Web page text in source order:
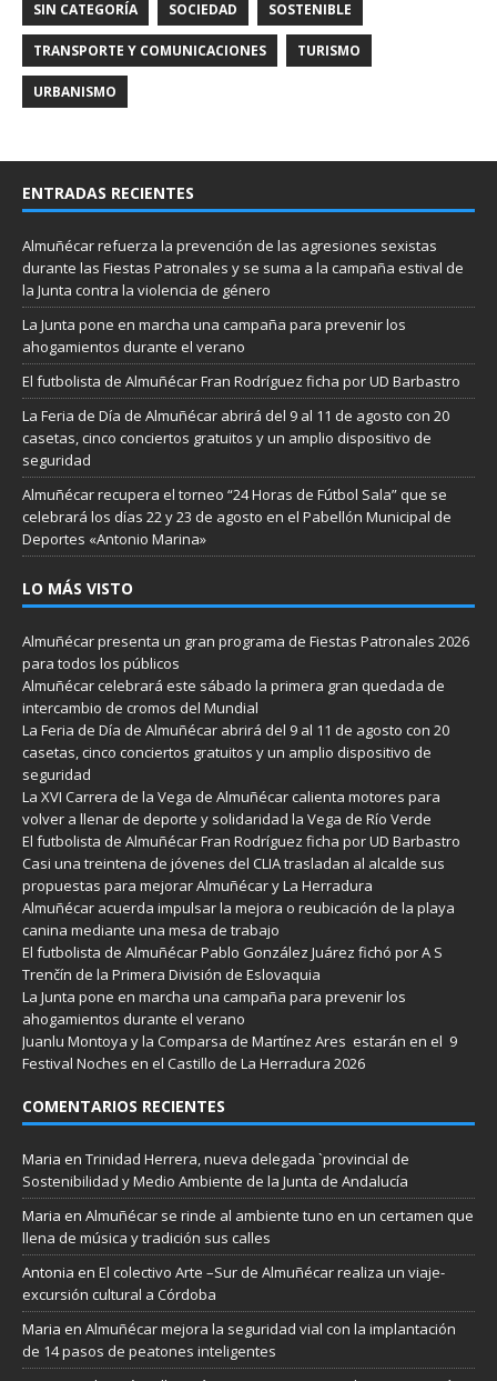
SIN CATEGORÍA SOCIEDAD SOSTENIBLE
TRANSPORTE Y COMUNICACIONES TURISMO
URBANISMO
ENTRADAS RECIENTES
Almuñécar refuerza la prevención de las agresiones sexistas
durante las Fiestas Patronales y se suma a la campaña estival de
la Junta contra la violencia de género
La Junta pone en marcha una campaña para prevenir los
ahogamientos durante el verano
El futbolista de Almuñécar Fran Rodríguez ficha por UD Barbastro
La Feria de Día de Almuñécar abrirá del 9 al 11 de agosto con 20
casetas, cinco conciertos gratuitos y un amplio dispositivo de
seguridad
Almuñécar recupera el torneo “24 Horas de Fútbol Sala” que se
celebrará los días 22 y 23 de agosto en el Pabellón Municipal de
Deportes «Antonio Marina»
LO MÁS VISTO
Almuñécar presenta un gran programa de Fiestas Patronales 2026
para todos los públicos
Almuñécar celebrará este sábado la primera gran quedada de
intercambio de cromos del Mundial
La Feria de Día de Almuñécar abrirá del 9 al 11 de agosto con 20
casetas, cinco conciertos gratuitos y un amplio dispositivo de
seguridad
La XVI Carrera de la Vega de Almuñécar calienta motores para
volver a llenar de deporte y solidaridad la Vega de Río Verde
El futbolista de Almuñécar Fran Rodríguez ficha por UD Barbastro
Casi una treintena de jóvenes del CLIA trasladan al alcalde sus
propuestas para mejorar Almuñécar y La Herradura
Almuñécar acuerda impulsar la mejora o reubicación de la playa
canina mediante una mesa de trabajo
El futbolista de Almuñécar Pablo González Juárez fichó por A S
Trenčín de la Primera División de Eslovaquia
La Junta pone en marcha una campaña para prevenir los
ahogamientos durante el verano
Juanlu Montoya y la Comparsa de Martínez Ares estarán en el 9
Festival Noches en el Castillo de La Herradura 2026
COMENTARIOS RECIENTES
Maria en Trinidad Herrera, nueva delegada `provincial de
Sostenibilidad y Medio Ambiente de la Junta de Andalucía
Maria en Almuñécar se rinde al ambiente tuno en un certamen que
llena de música y tradición sus calles
Antonia en El colectivo Arte –Sur de Almuñécar realiza un viaje-
excursión cultural a Córdoba
Maria en Almuñécar mejora la seguridad vial con la implantación
de 14 pasos de peatones inteligentes